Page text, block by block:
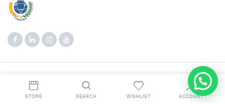
Copyright 2022 © Kopearsi Bumi. All right reserved. Powered by
Agro Media
STORE SEARCH WISHLIST ACCOUNT